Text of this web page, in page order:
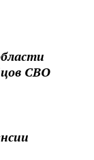
СВО